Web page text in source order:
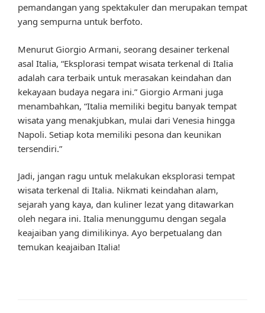
pemandangan yang spektakuler dan merupakan tempat
yang sempurna untuk berfoto.
Menurut Giorgio Armani, seorang desainer terkenal
asal Italia, “Eksplorasi tempat wisata terkenal di Italia
adalah cara terbaik untuk merasakan keindahan dan
kekayaan budaya negara ini.” Giorgio Armani juga
menambahkan, “Italia memiliki begitu banyak tempat
wisata yang menakjubkan, mulai dari Venesia hingga
Napoli. Setiap kota memiliki pesona dan keunikan
tersendiri.”
Jadi, jangan ragu untuk melakukan eksplorasi tempat
wisata terkenal di Italia. Nikmati keindahan alam,
sejarah yang kaya, dan kuliner lezat yang ditawarkan
oleh negara ini. Italia menunggumu dengan segala
keajaiban yang dimilikinya. Ayo berpetualang dan
temukan keajaiban Italia!